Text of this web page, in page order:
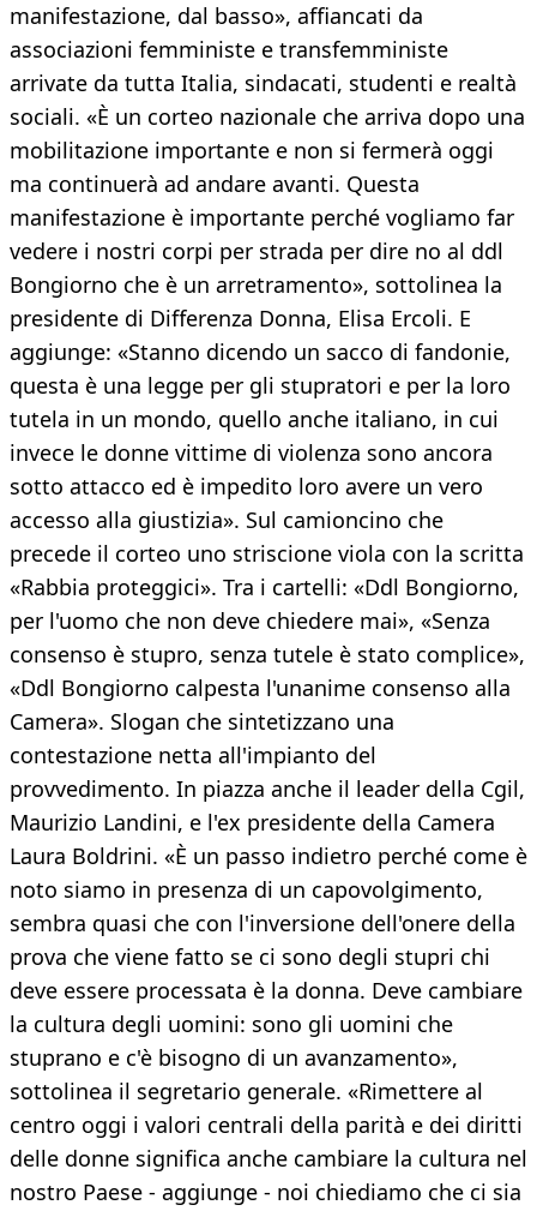
manifestazione, dal basso», affiancati da
associazioni femministe e transfemministe
arrivate da tutta Italia, sindacati, studenti e realtà
sociali. «È un corteo nazionale che arriva dopo una
mobilitazione importante e non si fermerà oggi
ma continuerà ad andare avanti. Questa
manifestazione è importante perché vogliamo far
vedere i nostri corpi per strada per dire no al ddl
Bongiorno che è un arretramento», sottolinea la
presidente di Differenza Donna, Elisa Ercoli. E
aggiunge: «Stanno dicendo un sacco di fandonie,
questa è una legge per gli stupratori e per la loro
tutela in un mondo, quello anche italiano, in cui
invece le donne vittime di violenza sono ancora
sotto attacco ed è impedito loro avere un vero
accesso alla giustizia». Sul camioncino che
precede il corteo uno striscione viola con la scritta
«Rabbia proteggici». Tra i cartelli: «Ddl Bongiorno,
per l'uomo che non deve chiedere mai», «Senza
consenso è stupro, senza tutele è stato complice»,
«Ddl Bongiorno calpesta l'unanime consenso alla
Camera». Slogan che sintetizzano una
contestazione netta all'impianto del
provvedimento. In piazza anche il leader della Cgil,
Maurizio Landini, e l'ex presidente della Camera
Laura Boldrini. «È un passo indietro perché come è
noto siamo in presenza di un capovolgimento,
sembra quasi che con l'inversione dell'onere della
prova che viene fatto se ci sono degli stupri chi
deve essere processata è la donna. Deve cambiare
la cultura degli uomini: sono gli uomini che
stuprano e c'è bisogno di un avanzamento»,
sottolinea il segretario generale. «Rimettere al
centro oggi i valori centrali della parità e dei diritti
delle donne significa anche cambiare la cultura nel
nostro Paese - aggiunge - noi chiediamo che ci sia